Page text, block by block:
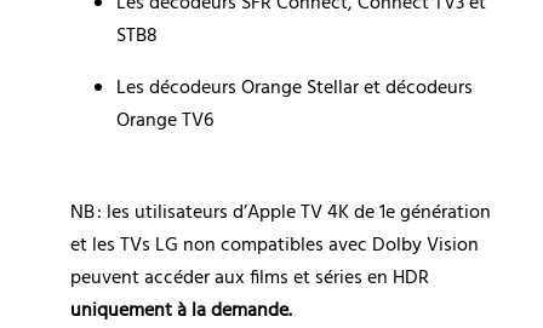
STB8
Les décodeurs Orange Stellar et décodeurs
Orange TV6
NB : les utilisateurs d’Apple TV 4K de 1e génération
et les TVs LG non compatibles avec Dolby Vision
peuvent accéder aux films et séries en HDR
uniquement à la demande.